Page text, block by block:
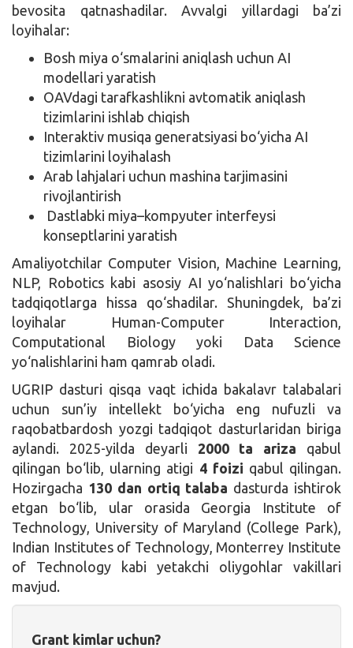
bevosita qatnashadilar. Avvalgi yillardagi ba’zi
loyihalar:
Bosh miya o‘smalarini aniqlash uchun AI
modellari yaratish
OAVdagi tarafkashlikni avtomatik aniqlash
tizimlarini ishlab chiqish
Interaktiv musiqa generatsiyasi bo‘yicha AI
tizimlarini loyihalash
Arab lahjalari uchun mashina tarjimasini
rivojlantirish
Dastlabki miya–kompyuter interfeysi
konseptlarini yaratish
Amaliyotchilar Computer Vision, Machine Learning,
NLP, Robotics kabi asosiy AI yo‘nalishlari bo‘yicha
tadqiqotlarga hissa qo‘shadilar. Shuningdek, ba’zi
loyihalar Human-Computer Interaction,
Computational Biology yoki Data Science
yo‘nalishlarini ham qamrab oladi.
UGRIP dasturi qisqa vaqt ichida bakalavr talabalari
uchun sun’iy intellekt bo‘yicha eng nufuzli va
raqobatbardosh yozgi tadqiqot dasturlaridan biriga
aylandi. 2025-yilda deyarli 2000 ta ariza qabul
qilingan bo‘lib, ularning atigi 4 foizi qabul qilingan.
Hozirgacha 130 dan ortiq talaba dasturda ishtirok
etgan bo‘lib, ular orasida Georgia Institute of
Technology University of Maryland (College Park)
Indian Institutes of Technology, Monterrey Institute
of Technology kabi yetakchi oliygohlar vakillari
mavjud.
Grant kimlar uchun?